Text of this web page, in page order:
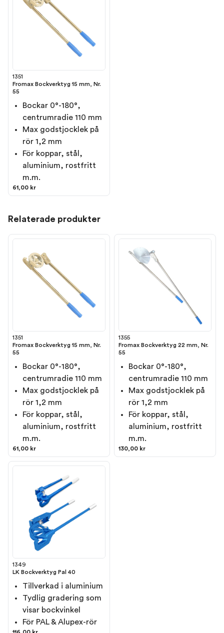
1351
Fromax Bockverktyg 15 mm, Nr.
55
Bockar 0°-180°,
centrumradie 110 mm
Max godstjocklek på
rör 1,2 mm
För koppar, stål,
aluminium, rostfritt
m.m.
61,00 kr
Relaterade produkter
1351
Fromax Bockverktyg 15 mm, Nr.
55
Bockar 0°-180°,
centrumradie 110 mm
Max godstjocklek på
rör 1,2 mm
För koppar, stål,
aluminium, rostfritt
m.m.
61,00 kr
1355
Fromax Bockverktyg 22 mm, Nr.
55
Bockar 0°-180°,
centrumradie 110 mm
Max godstjocklek på
rör 1,2 mm
För koppar, stål,
aluminium, rostfritt
m.m.
130,00 kr
1349
LK Bockverktyg Pal 40
Tillverkad i aluminium
Tydlig gradering som
visar bockvinkel
För PAL & Alupex-rör